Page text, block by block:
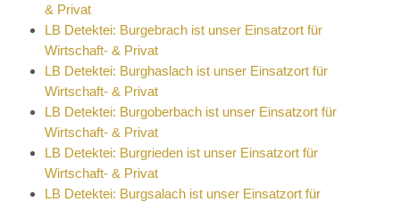
& Privat
LB Detektei: Burgebrach ist unser Einsatzort für
Wirtschaft- & Privat
LB Detektei: Burghaslach ist unser Einsatzort für
Wirtschaft- & Privat
LB Detektei: Burgoberbach ist unser Einsatzort für
Wirtschaft- & Privat
LB Detektei: Burgrieden ist unser Einsatzort für
Wirtschaft- & Privat
LB Detektei: Burgsalach ist unser Einsatzort für